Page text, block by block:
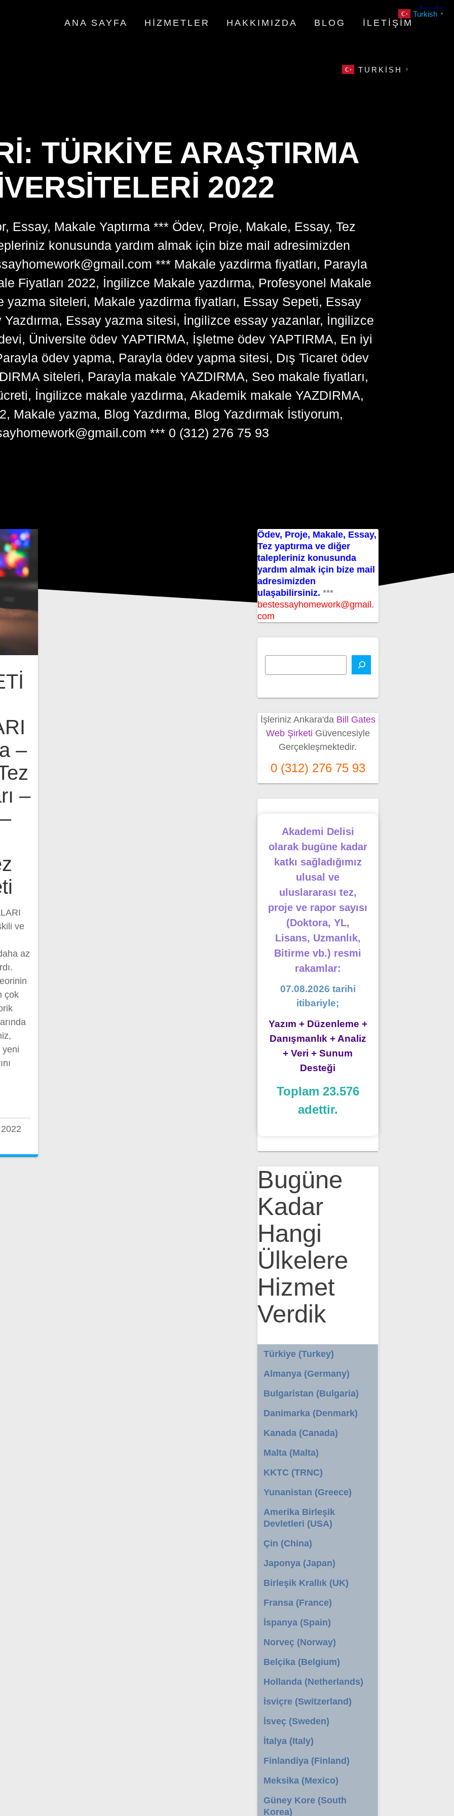
ANA SAYFA HIZMETLER HAKKIMIZDA BLOG İLETIŞIM
TURKISH ▼
TÜRKIYE ARAŞTIRMA
2022
Essay, Makale Yaptırma *** Ödev, Proje, Makale, Essay, Tez
konusunda yardım almak için bize mail adresimizden
*** Makale yazdirma fiyatları, Parayla
Fiyatları 2022, İngilizce Makale yazdırma, Profesyonel Makale
yazma siteleri, Makale yazdirma fiyatları, Essay Sepeti, Essay
Essay yazma sitesi, İngilizce essay yazanlar, İngilizce
Üniversite ödev YAPTIRMA, İşletme ödev YAPTIRMA, En iyi
ödev yapma, Parayla ödev yapma sitesi, Dış Ticaret ödev
siteleri, Parayla makale YAZDIRMA, Seo makale fiyatları,
İngilizce makale yazdırma, Akademik makale YAZDIRMA,
Makale yazma, Blog Yazdırma, Blog Yazdırmak İstiyorum,
*** 0 (312) 276 75 93
–
–
ve
az
çok
yeni
Ödev, Proje, Makale, Essay,
Tez yaptırma ve diğer
talepleriniz konusunda
yardım almak için bize mail
adresimizden
ulaşabilirsiniz. ***
bestessayhomework@gmail.
com
İşleriniz Ankara'da Bill Gates
Web Şirketi Güvencesiyle
Gerçekleşmektedir.
0 (312) 276 75 93
Akademi Delisi
olarak bugüne kadar
katkı sağladığımız
ulusal ve
uluslararası tez,
proje ve rapor sayısı
(Doktora, YL,
Lisans, Uzmanlık,
Bitirme vb.) resmi
rakamlar:
07.08.2026 tarihi
itibariyle;
Yazım + Düzenleme +
Danışmanlık + Analiz
+ Veri + Sunum
Desteği
Toplam 23.576
adettir.
Bugüne
Kadar
Hangi
Ülkelere
Hizmet
Verdik
Türkiye (Turkey)
Almanya (Germany)
Bulgaristan (Bulgaria)
Danimarka (Denmark)
Kanada (Canada)
Malta (Malta)
KKTC (TRNC)
Yunanistan (Greece)
Amerika Birleşik
Devletleri (USA)
Çin (China)
Japonya (Japan)
Birleşik Krallık (UK)
Fransa (France)
İspanya (Spain)
Norveç (Norway)
Belçika (Belgium)
Hollanda (Netherlands)
İsviçre (Switzerland)
İsveç (Sweden)
İtalya (Italy)
Finlandiya (Finland)
Meksika (Mexico)
Güney Kore (South
Korea)
Turkish ▼